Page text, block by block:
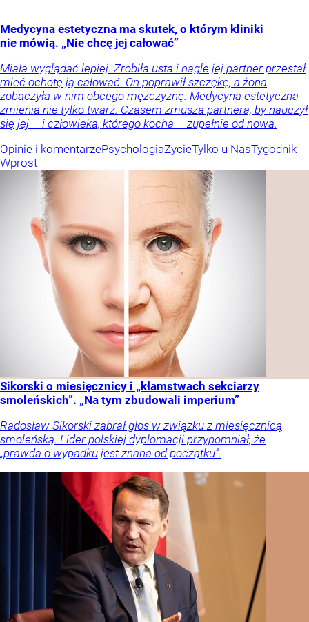
Medycyna estetyczna ma skutek, o którym kliniki
nie mówią. „Nie chcę jej całować”
Miała wyglądać lepiej. Zrobiła usta i nagle jej partner przestał
mieć ochotę ją całować. On poprawił szczękę, a żona
zobaczyła w nim obcego mężczyznę. Medycyna estetyczna
zmienia nie tylko twarz. Czasem zmusza partnera, by nauczył
się jej – i człowieka, którego kocha – zupełnie od nowa.
Opinie i komentarzePsychologiaŻycieTylko u NasTygodnik
Wprost
Sikorski o miesięcznicy i „kłamstwach sekciarzy
smoleńskich”. „Na tym zbudowali imperium”
Radosław Sikorski zabrał głos w związku z miesięcznicą
smoleńską. Lider polskiej dyplomacji przypomniał, że
„prawda o wypadku jest znana od początku”.